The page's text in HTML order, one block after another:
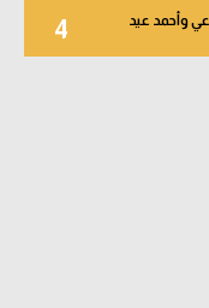
4 وأحمد عيد